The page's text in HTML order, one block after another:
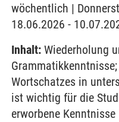
wöchentlich |
18.06.2026 -
Inhalt: Wiederholung
Wortschatzes in
ist wichtig für die
erworbene